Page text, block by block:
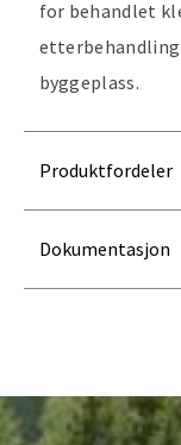
for behandlet
byggeplass.
Produktfordeler
Dokumentasjon